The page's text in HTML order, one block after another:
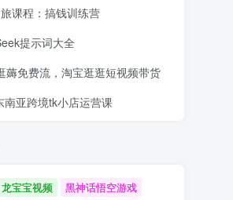
课程：搞钱训练营
提示词大全
薅免费流，淘宝逛逛短视频带货
南亚跨境tk小店运营课
龙宝宝视频
黑神话悟空游戏